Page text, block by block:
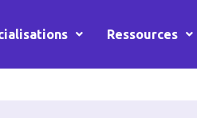
Ressources